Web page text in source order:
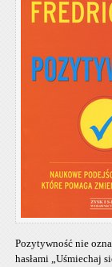
Pozytywność nie
hasłami „Uśmiechaj